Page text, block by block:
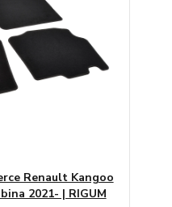
Renault Kangoo
2021- | RIGUM